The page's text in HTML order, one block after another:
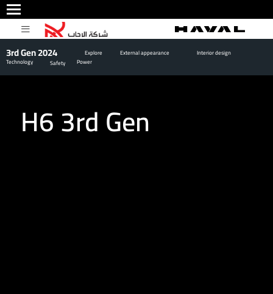
3rd Gen 2024 Explore External appearance
Interior design
Technology
Safety Power
H6 3rd Gen